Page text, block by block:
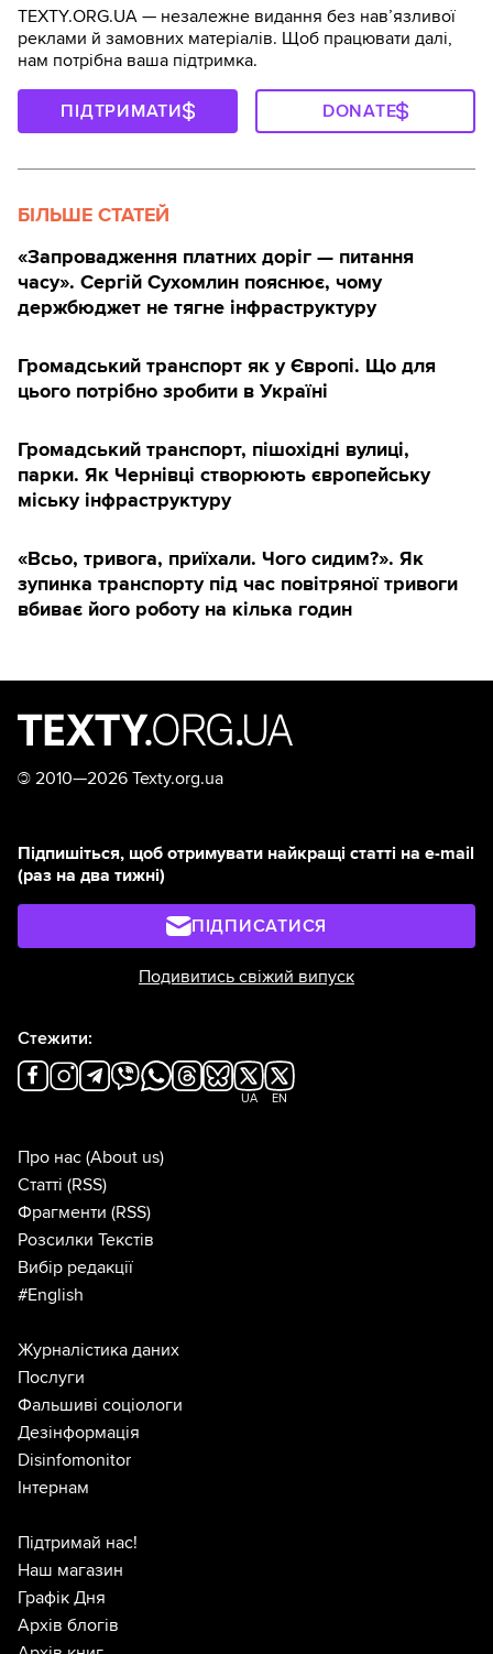
TEXTY.ORG.UA — незалежне видання без навʼязливої
реклами й замовних матеріалів. Щоб працювати далі,
нам потрібна ваша підтримка.
ПІДТРИМАТИ DONATE
БІЛЬШЕ СТАТЕЙ
«Запровадження платних доріг — питання
часу». Сергій Сухомлин пояснює, чому
держбюджет не тягне інфраструктуру
Громадський транспорт як у Європі. Що для
цього потрібно зробити в Україні
Громадський транспорт, пішохідні вулиці,
парки. Як Чернівці створюють європейську
міську інфраструктуру
«Всьо, тривога, приїхали. Чого сидим?». Як
зупинка транспорту під час повітряної тривоги
вбиває його роботу на кілька годин
© 2010—2026 Texty.org.ua
Підпишіться, щоб отримувати найкращі статті на e-mail
(раз на два тижні)
ПІДПИСАТИСЯ
Подивитись свіжий випуск
Стежити:
UA EN
Про нас (About us)
Статті (RSS)
Фрагменти (RSS)
Розсилки Текстів
Вибір редакції
#English
Журналістика даних
Послуги
Фальшиві соціологи
Дезінформація
Disinfomonitor
Інтернам
Підтримай нас!
Наш магазин
Графік Дня
Архів блогів